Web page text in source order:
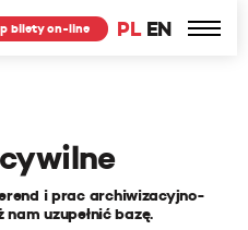
PL EN
bilety on-line
i prac archiwizacyjno-
uzupełnić bazę.